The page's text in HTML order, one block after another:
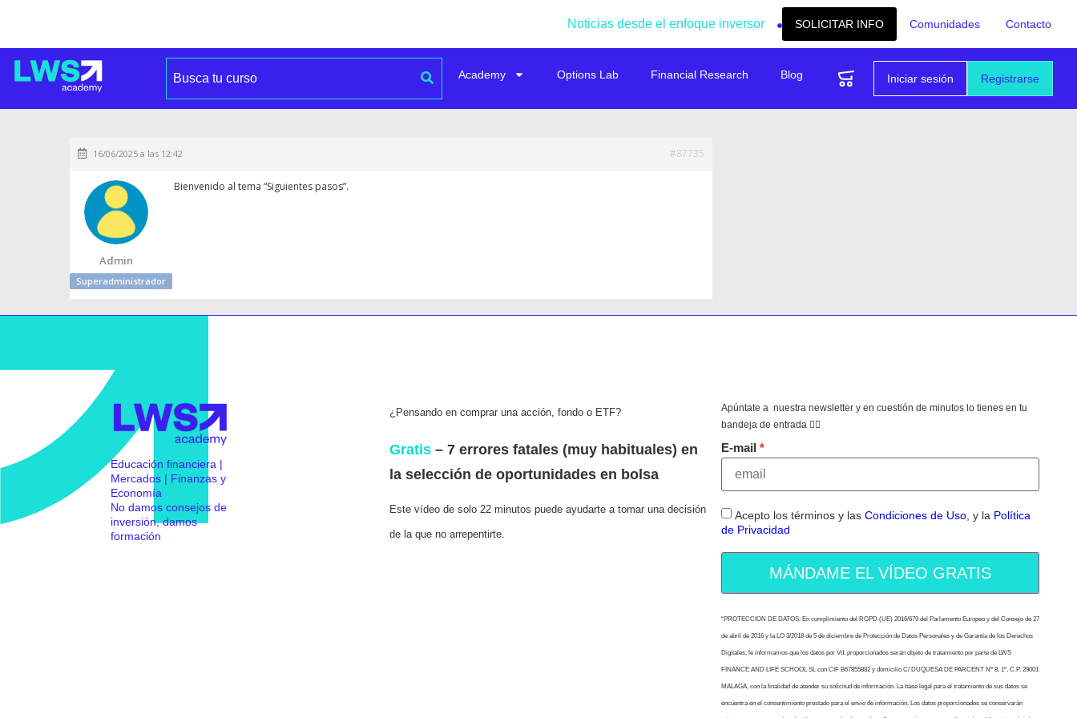
Noticias desde el enfoque inversor SOLICITAR INFO Comunidades Contacto
Registrarse
Iniciar sesión
Academy Options Lab Financial Research Blog
16/06/2025 a las 12:42 #87735
Admin
Superadministrador
Bienvenido al tema “Siguientes pasos”.
Educación financiera |
Mercados | Finanzas y
Economía
No damos consejos de
inversión, damos
formación
¿Pensando en comprar una acción, fondo o ETF?
Gratis– 7 errores fatales (muy habituales) en
la selección de oportunidades en bolsa
Este vídeo de solo 22 minutos puede ayudarte a tomar una decisión
de la que no arrepentirte.
Apúntate a nuestra newsletter y en cuestión de minutos lo tienes en tu
bandeja de entrada 👇🏻
E-mail
Acepto los términos y las Condiciones de Uso, y la Política
de Privacidad
MÁNDAME EL VÍDEO GRATIS
“PROTECCION DE DATOS: En cumplimiento del RGPD (UE) 2016/679 del Parlamento Europeo y del Consejo de 27
de abril de 2016 y la LO 3/2018 de 5 de diciembre de Protección de Datos Personales y de Garantía de los Derechos
Digitales, le informamos que los datos por Vd. proporcionados serán objeto de tratamiento por parte de LWS
FINANCE AND LIFE SCHOOL SL con CIF B67855882 y domicilio C/ DUQUESA DE PARCENT Nº 8, 1º, C.P. 29001
MALAGA, con la finalidad de atender su solicitud de información. La base legal para el tratamiento de sus datos se
encuentra en el consentimiento prestado para el envío de información. Los datos proporcionados se conservarán